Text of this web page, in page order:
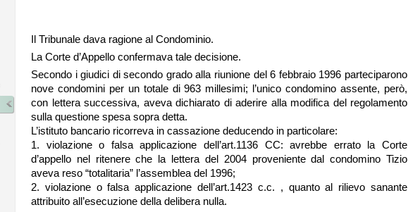
Il Tribunale dava ragione al Condominio.
La Corte d’Appello confermava tale decisione.
Secondo i giudici di secondo grado alla riunione del 6 febbraio 1996 parteciparono
nove condomini per un totale di 963 millesimi; l’unico condomino assente, però,
con lettera successiva, aveva dichiarato di aderire alla modifica del regolamento
sulla questione spesa sopra detta.
L’istituto bancario ricorreva in cassazione deducendo in particolare:
1. violazione o falsa applicazione dell’art.1136 CC: avrebbe errato la Corte
d’appello nel ritenere che la lettera del 2004 proveniente dal condomino Tizio
aveva reso “totalitaria” l’assemblea del 1996;
2. violazione o falsa applicazione dell’art.1423 c.c. , quanto al rilievo sanante
attribuito all’esecuzione della delibera nulla.